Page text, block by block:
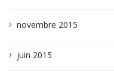
novembre 2015
juin 2015